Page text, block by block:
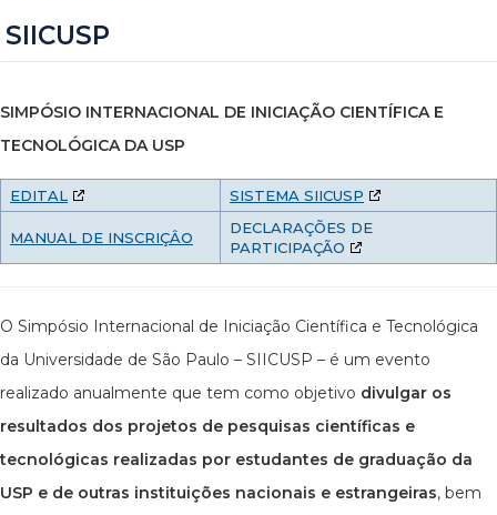
SIICUSP
SIMPÓSIO INTERNACIONAL DE INICIAÇÃO CIENTÍFICA E
TECNOLÓGICA DA USP
EDITAL SISTEMA SIICUSP
MANUAL DE INSCRIÇÂO
DECLARAÇÕES DE
PARTICIPAÇÃO
O Simpósio Internacional de Iniciação Científica e Tecnológica
da Universidade de São Paulo – SIICUSP – é um evento
realizado anualmente que tem como objetivo divulgar os
resultados dos projetos de pesquisas científicas e
tecnológicas realizadas por estudantes de graduação da
USP e de outras instituições nacionais e estrangeiras, bem